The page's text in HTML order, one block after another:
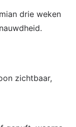
drie weken
zichtbaar,